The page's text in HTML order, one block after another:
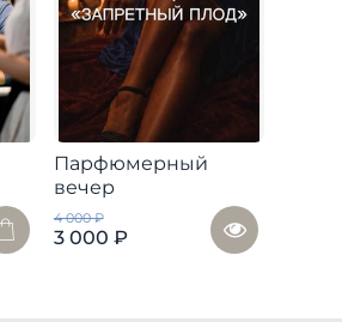
Парфюмерный
вечер
4 000 ₽
3 000 ₽